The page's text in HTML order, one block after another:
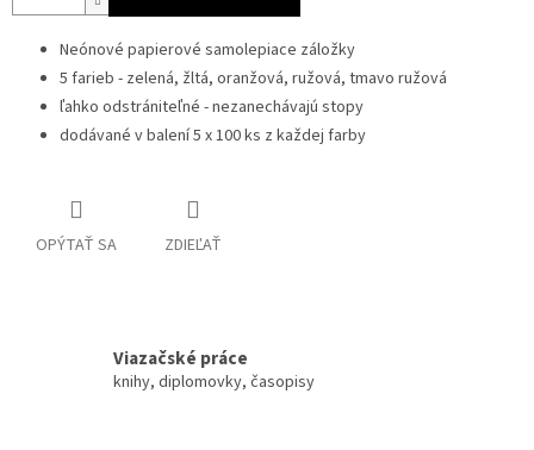
Neónové papierové samolepiace záložky
5 farieb - zelená, žltá, oranžová, ružová, tmavo ružová
ľahko odstrániteľné - nezanechávajú stopy
dodávané v balení 5 x 100 ks z každej farby
OPÝTAŤ SA ZDIEĽAŤ
Viazačské práce
knihy, diplomovky, časopisy